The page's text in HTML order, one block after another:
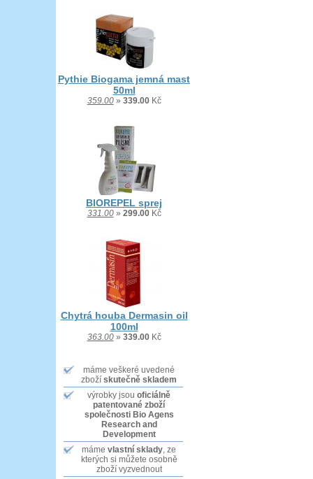
Pythie Biogama jemná mast
50ml
359.00» 339.00Kč
BIOREPEL sprej
331.00» 299.00Kč
Chytrá houba Dermasin oil
100ml
363.00» 339.00Kč
máme veškeré uvedené
zboží skutečně skladem
výrobky jsou oficiálně
patentované zboží
společnosti Bio Agens
Research and
Development
máme vlastní sklady, ze
kterých si můžete osobně
zboží vyzvednout